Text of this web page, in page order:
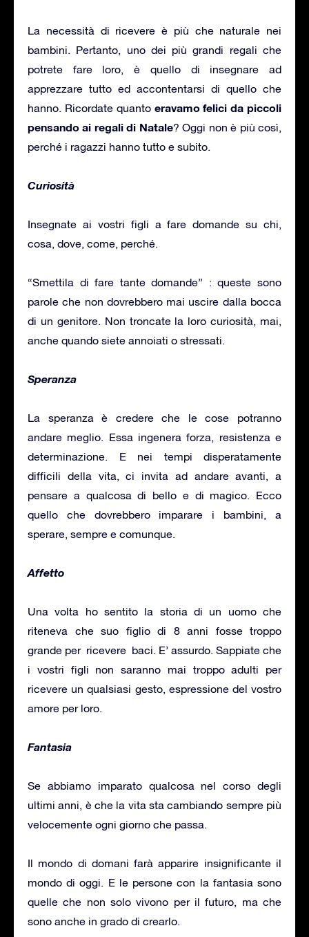
La necessità di ricevere è più che naturale nei
bambini. Pertanto, uno dei più grandi regali che
potrete fare loro, è quello di insegnare ad
apprezzare tutto ed accontentarsi di quello che
hanno. Ricordate quanto eravamo felici da piccoli
pensando ai regali di Natale? Oggi non è più così,
perché i ragazzi hanno tutto e subito.
Curiosità
Insegnate ai vostri figli a fare domande su chi,
cosa, dove, come, perché.
“Smettila di fare tante domande” : queste sono
parole che non dovrebbero mai uscire dalla bocca
di un genitore. Non troncate la loro curiosità, mai,
anche quando siete annoiati o stressati.
Speranza
La speranza è credere che le cose potranno
andare meglio. Essa ingenera forza, resistenza e
determinazione. E nei tempi disperatamente
difficili della vita, ci invita ad andare avanti, a
pensare a qualcosa di bello e di magico. Ecco
quello che dovrebbero imparare i bambini, a
sperare, sempre e comunque.
Affetto
Una volta ho sentito la storia di un uomo che
riteneva che suo figlio di 8 anni fosse troppo
grande per ricevere baci. E’ assurdo. Sappiate che
i vostri figli non saranno mai troppo adulti per
ricevere un qualsiasi gesto, espressione del vostro
amore per loro.
Fantasia
Se abbiamo imparato qualcosa nel corso degli
ultimi anni, è che la vita sta cambiando sempre più
velocemente ogni giorno che passa.
Il mondo di domani farà apparire insignificante il
mondo di oggi. E le persone con la fantasia sono
quelle che non solo vivono per il futuro, ma che
sono anche in grado di crearlo.